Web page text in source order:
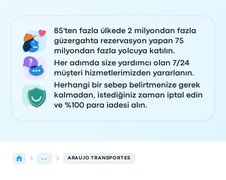
85'ten fazla ülkede 2 milyondan fazla
güzergahta rezervasyon yapan 75
milyondan fazla yolcuya katılın.
Her adımda size yardımcı olan 7/24
müşteri hizmetlerimizden yararlanın.
Herhangi bir sebep belirtmenize gerek
kalmadan, istediğiniz zaman iptal edin
ve %100 para iadesi alın.
... ARAUJO TRANSPORTES